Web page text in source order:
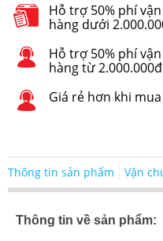
Hỗ trợ 50% phí
hàng dưới
Hỗ trợ 50% phí
hàng từ
Giá rẻ hơn khi
Thông tin sản phẩm Vận
Thông tin về sản phẩm: